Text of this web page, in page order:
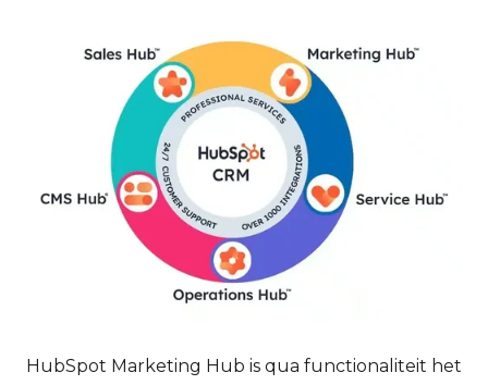
HubSpot Marketing Hub is qua functionaliteit het